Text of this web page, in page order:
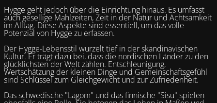
Hygge geht jedoch über die Einrichtung hinaus. Es umfasst
auch gesellige Mahlzeiten, Zeit in der Natur und Achtsamkeit
im Alltag. Diese Aspekte sind essentiell, um das volle
Potenzial von Hygge zu erfassen.
Der Hygge-Lebensstil wurzelt tief in der skandinavischen
Kultur. Er trägt dazu bei, dass die nordischen Länder zu den
glücklichsten der Welt zählen. Entschleunigung,
Wertschätzung der kleinen Dinge und Gemeinschaftsgefühl
sind Schlüssel zum Gleichgewicht und zur Zufriedenheit.
Das schwedische "Lagom" und das finnische "Sisu" spielen